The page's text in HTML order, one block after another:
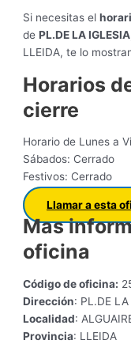
Si necesitas el
dePL.DE LA
LLEIDA, te lo
Horarios
cierre
Horario de Lunes a
Sábados: Cerrado
Festivos: Cerrado
Llamar a esta
Mas
oficina
Código de oficina:
Dirección: PL.DE LA
Localidad:
Provincia: LLEIDA